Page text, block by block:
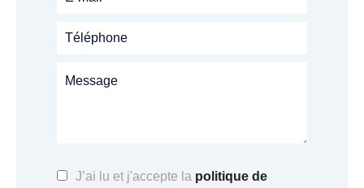
J’ai lu et j'accepte la politique de